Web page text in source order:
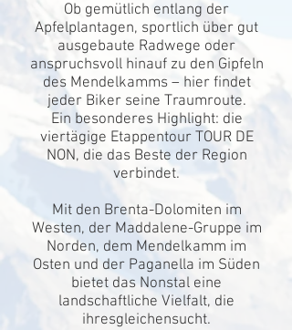
Ob gemütlich entlang der
Apfelplantagen, sportlich über gut
ausgebaute Radwege oder
anspruchsvoll hinauf zu den Gipfeln
des Mendelkamms – hier findet
jeder Biker seine Traumroute.
Ein besonderes Highlight: die
viertägige Etappentour TOUR DE
NON, die das Beste der Region
verbindet.
Mit den Brenta-Dolomiten im
Westen, der Maddalene-Gruppe im
Norden, dem Mendelkamm im
Osten und der Paganella im Süden
bietet das Nonstal eine
landschaftliche Vielfalt, die
ihresgleichensucht.